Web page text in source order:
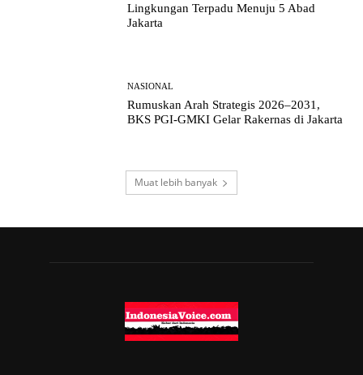
Lingkungan Terpadu Menuju 5 Abad
Jakarta
NASIONAL
Rumuskan Arah Strategis 2026–2031,
BKS PGI-GMKI Gelar Rakernas di Jakarta
Muat lebih banyak